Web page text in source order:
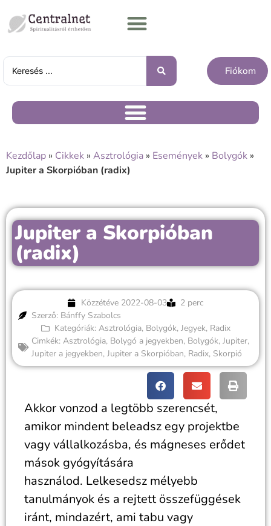
Fiókom
Kezdőlap » Cikkek » Asztrológia » Események » Bolygók »
Jupiter a Skorpióban (radix)
Jupiter a Skorpióban
(radix)
Közzétéve 2022-08-03
2 perc
Szerző: Bánffy Szabolcs
Kategóriák: Asztrológia, Bolygók, Jegyek, Radix
Cimkék: Asztrológia, Bolygó a jegyekben, Bolygók, Jupiter,
Jupiter a jegyekben, Jupiter a Skorpióban, Radix, Skorpió
Akkor vonzod a legtöbb szerencsét,
amikor mindent beleadsz egy projektbe
vagy vállalkozásba, és mágneses erődet
mások gyógyítására
használod. Lelkesedsz mélyebb
tanulmányok és a rejtett összefüggések
iránt, mindazért, ami tabu vagy